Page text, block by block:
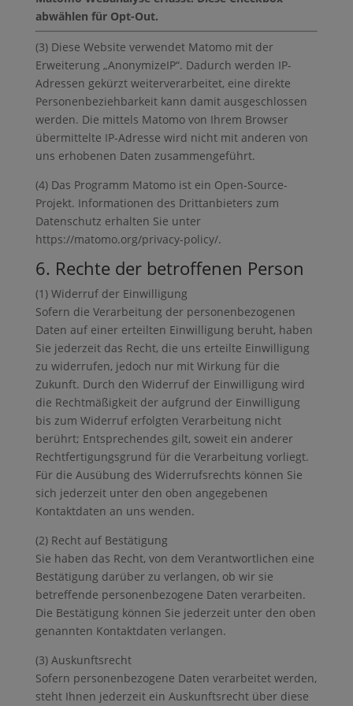
abwählen für Opt-Out.
(3) Diese Website verwendet Matomo mit der
Erweiterung „AnonymizeIP“. Dadurch werden IP-
Adressen gekürzt weiterverarbeitet, eine direkte
Personenbeziehbarkeit kann damit ausgeschlossen
werden. Die mittels Matomo von Ihrem Browser
übermittelte IP-Adresse wird nicht mit anderen von
uns erhobenen Daten zusammengeführt.
(4) Das Programm Matomo ist ein Open-Source-
Projekt. Informationen des Drittanbieters zum
Datenschutz erhalten Sie unter
https://matomo.org/privacy-policy/.
6. Rechte der betroffenen Person
(1) Widerruf der Einwilligung
Sofern die Verarbeitung der personenbezogenen
Daten auf einer erteilten Einwilligung beruht, haben
Sie jederzeit das Recht, die uns erteilte Einwilligung
zu widerrufen, jedoch nur mit Wirkung für die
Zukunft. Durch den Widerruf der Einwilligung wird
die Rechtmäßigkeit der aufgrund der Einwilligung
bis zum Widerruf erfolgten Verarbeitung nicht
berührt; Entsprechendes gilt, soweit ein anderer
Rechtfertigungsgrund für die Verarbeitung vorliegt.
Für die Ausübung des Widerrufsrechts können Sie
sich jederzeit unter den oben angegebenen
Kontaktdaten an uns wenden.
(2) Recht auf Bestätigung
Sie haben das Recht, von dem Verantwortlichen eine
Bestätigung darüber zu verlangen, ob wir sie
betreffende personenbezogene Daten verarbeiten.
Die Bestätigung können Sie jederzeit unter den oben
genannten Kontaktdaten verlangen.
(3) Auskunftsrecht
Sofern personenbezogene Daten verarbeitet werden,
steht Ihnen jederzeit ein Auskunftsrecht über diese